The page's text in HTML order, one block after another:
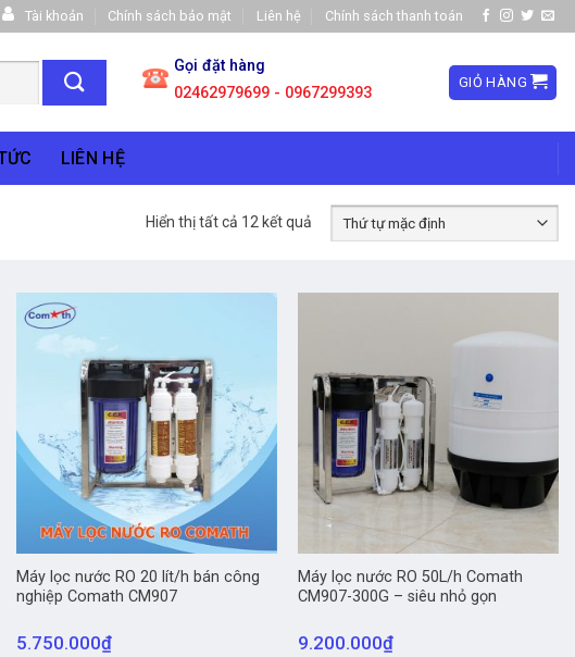
Tài khoản Chính sách bảo mật Liên hệ Chính sách thanh toán
Gọi đặt hàng
02462979699 - 0967299393
GIỎ HÀNG
LIÊN HỆ
Hiển thị tất cả 12 kết quả
Máy lọc nước RO 20 lít/h bán công
nghiệp Comath CM907
5.750.000₫
Máy lọc nước RO 50L/h Comath
CM907-300G – siêu nhỏ gọn
9.200.000₫